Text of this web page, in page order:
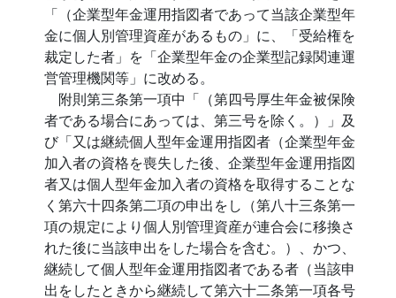
「（企業型年金運用指図者であって当該企業型年
金に個人別管理資産があるもの」に、「受給権を
裁定した者」を「企業型年金の企業型記録関連運
営管理機関等」に改める。
附則第三条第一項中「（第四号厚生年金被保険
者である場合にあっては、第三号を除く。）」及
び「又は継続個人型年金運用指図者（企業型年金
加入者の資格を喪失した後、企業型年金運用指図
者又は個人型年金加入者の資格を取得することな
く第六十四条第二項の申出をし（第八十三条第一
項の規定により個人別管理資産が連合会に移換さ
れた後に当該申出をした場合を含む。）、かつ、
継続して個人型年金運用指図者である者（当該申
出をしたときから継続して第六十二条第一項各号